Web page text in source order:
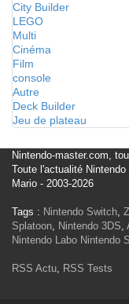
City Builder
LEGO
Multi
Cinéma
Film
console
Autre
Deck Builder
Jeu de plateau
Nintendo-master.com,
Toute l'actualité
Mario - 2003-2026
Tags : Nintendo Switch,
Splatoon, Nintendo 3DS,
Nintendo Labo Nintendo
RSS Actu, RSS Tests